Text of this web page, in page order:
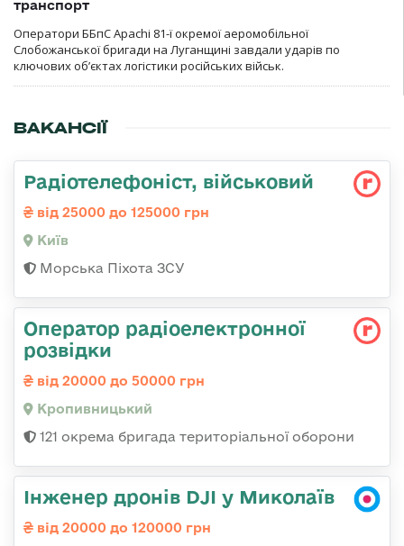
транспорт
Оператори ББпС Apachi 81-ї окремої аеромобільної
Слобожанської бригади на Луганщині завдали ударів по
ключових об’єктах логістики російських військ.
ВАКАНСІЇ
Радіотелефоніст, військовий
від 25000 до 125000 грн
Київ
Морська Піхота ЗСУ
Оператор радіоелектронної
розвідки
від 20000 до 50000 грн
Кропивницький
121 окрема бригада територіальної оборони
Інженер дронів DJI у Миколаїв
від 20000 до 120000 грн